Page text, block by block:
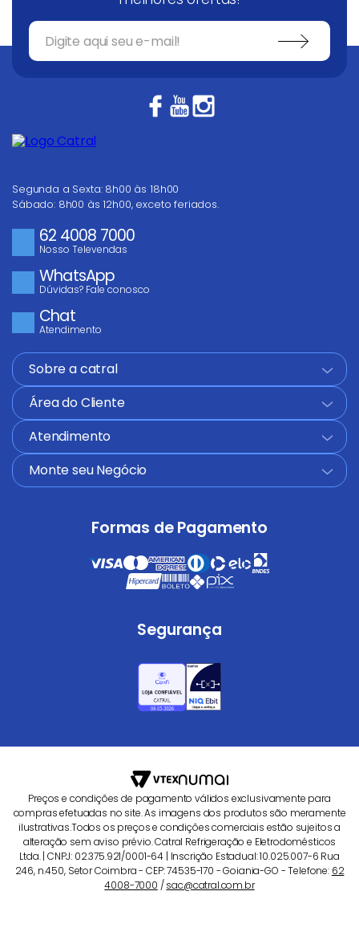
Segunda a Sexta: 8h00 às 18h00
Sábado: 8h00 às 12h00, exceto feriados.
62 4008 7000
Nosso Televendas
WhatsApp
Dúvidas? Fale conosco
Chat
Atendimento
Sobre a catral
+
Área do Cliente
+
Atendimento
+
Monte seu Negócio
+
Formas de Pagamento
Segurança
Preços e condições de pagamento válidos exclusivamente para
compras efetuadas no site. As imagens dos produtos são meramente
ilustrativas.Todos os preços e condições comerciais estão sujeitos a
alteração sem aviso prévio. Catral Refrigeração e Eletrodomésticos
Ltda. | CNPJ: 02.375.921/0001-64 | Inscrição Estadual: 10.025.007-6 Rua
246, n.450, Setor Coimbra - CEP: 74535-170 - Goiania-GO - Telefone: 62
4008-7000 /sac@catral.com.br